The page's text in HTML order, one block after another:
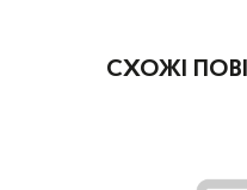
СХОЖІ